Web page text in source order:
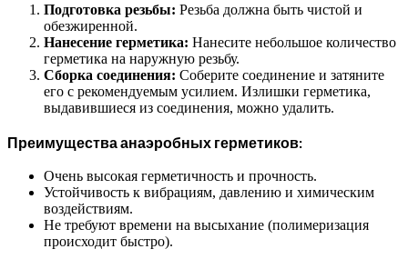
Подготовка резьбы: Резьба должна быть чистой и
обезжиренной.
Нанесение герметика: Нанесите небольшое количество
герметика на наружную резьбу.
Сборка соединения: Соберите соединение и затяните
его с рекомендуемым усилием. Излишки герметика,
выдавившиеся из соединения, можно удалить.
Преимущества анаэробных герметиков:
Очень высокая герметичность и прочность.
Устойчивость к вибрациям, давлению и химическим
воздействиям.
Не требуют времени на высыхание (полимеризация
происходит быстро).